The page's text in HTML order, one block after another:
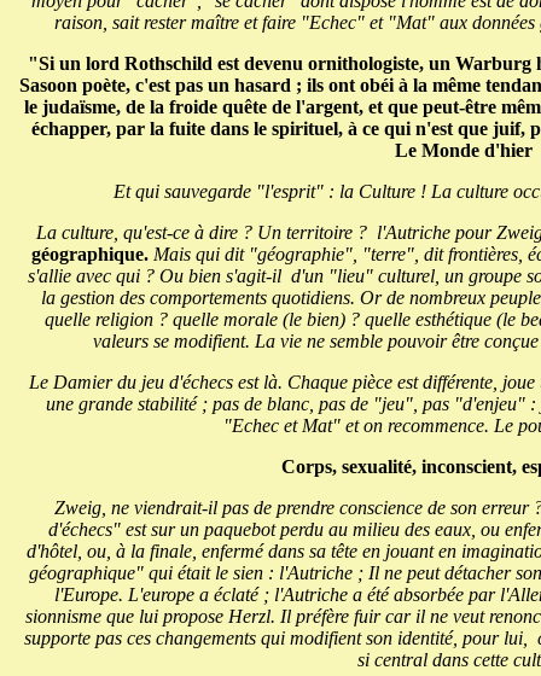
raison, sait rester maître et faire "Echec" et "Mat" aux données
"Si un lord Rothschild est devenu ornithologiste, un
Sasoon poète, c'est pas un hasard ; ils ont obéi à la même
le judaïsme, de la froide quête de l'argent, et que peut-être
échapper, par la fuite dans le spirituel, à ce qui n'est que juif,
Le Monde d'hier
Et qui sauvegarde "l'esprit" : la Culture ! La culture
La culture, qu'est-ce à dire ? Un territoire ? l'Autriche pour
géographique. Mais qui dit "géographie", "terre", dit frontières,
s'allie avec qui ? Ou bien s'agit-il d'un "lieu" culturel, un groupe
la gestion des comportements quotidiens. Or de nombreux
quelle religion ? quelle morale (le bien) ? quelle esthétique (le
valeurs se modifient. La vie ne semble pouvoir être
Le Damier du jeu d'échecs est là. Chaque pièce est différente,
une grande stabilité ; pas de blanc, pas de "jeu", pas "d'enjeu"
"Echec et Mat" et on recommence. Le
Corps, sexualité, inconscient,
Zweig, ne viendrait-il pas de prendre conscience de son
d'échecs" est sur un paquebot perdu au milieu des eaux, ou
d'hôtel, ou, à la finale, enfermé dans sa tête en jouant en
géographique" qui était le sien : l'Autriche ; Il ne peut détacher
l'Europe. L'europe a éclaté ; l'Autriche a été absorbée par
sionnisme que lui propose Herzl. Il préfère fuir car il ne veut
supporte pas ces changements qui modifient son identité, pour lui,
si central dans cette